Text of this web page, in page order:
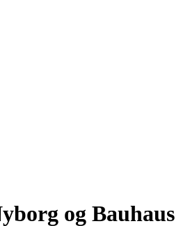
og Bauhaus